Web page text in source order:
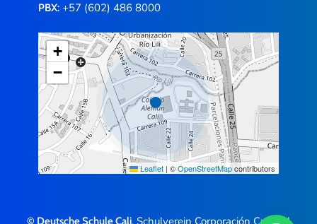
PBX:+57 (602) 486 8000
+
−
Leaflet | ©OpenStreetMapcontributors